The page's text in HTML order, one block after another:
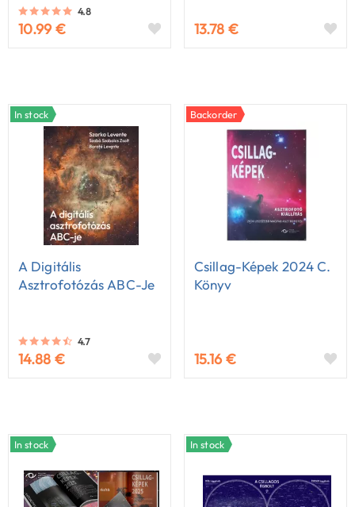
4.8
10.99 € 13.78 €
In stock
A Digitális
Asztrofotózás ABC-Je
4.7
14.88 €
Backorder
Csillag-Képek 2024 C.
Könyv
15.16 €
In stock In stock